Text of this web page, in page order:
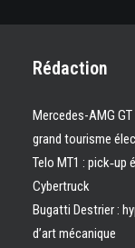
Rédaction
Mercedes-AMG
grand tourisme
Telo MT1 : pick‑up
Cybertruck
Bugatti Destrier :
d’art mécanique